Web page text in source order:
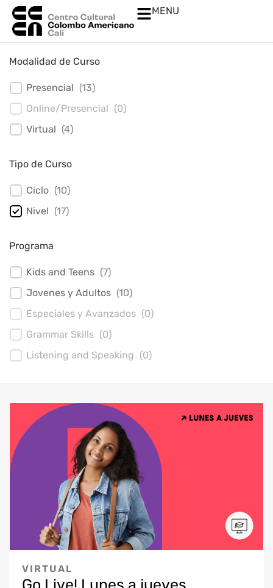
MENU
VIRTUAL
Modalidad de Curso
Presencial (13)
Online/Presencial (0)
Virtual (4)
Tipo de Curso
Ciclo (10)
Nivel (17)
Programa
Kids and Teens (7)
Jovenes y Adultos (10)
Especiales y Avanzados (0)
Grammar Skills (0)
Listening and Speaking (0)